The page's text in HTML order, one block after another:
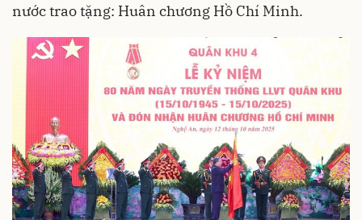
nước trao tặng: Huân chương Hồ Chí Minh.